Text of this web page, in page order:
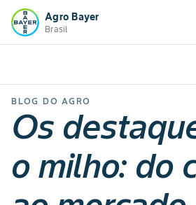
Agro Bayer
Brasil
BLOG DO AGRO
Os
o milho: do